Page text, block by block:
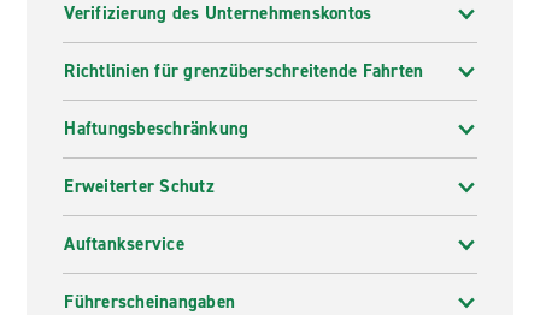
Verifizierung des Unternehmenskontos
Richtlinien für grenzüberschreitende Fahrten
Haftungsbeschränkung
Erweiterter Schutz
Auftankservice
Führerscheinangaben